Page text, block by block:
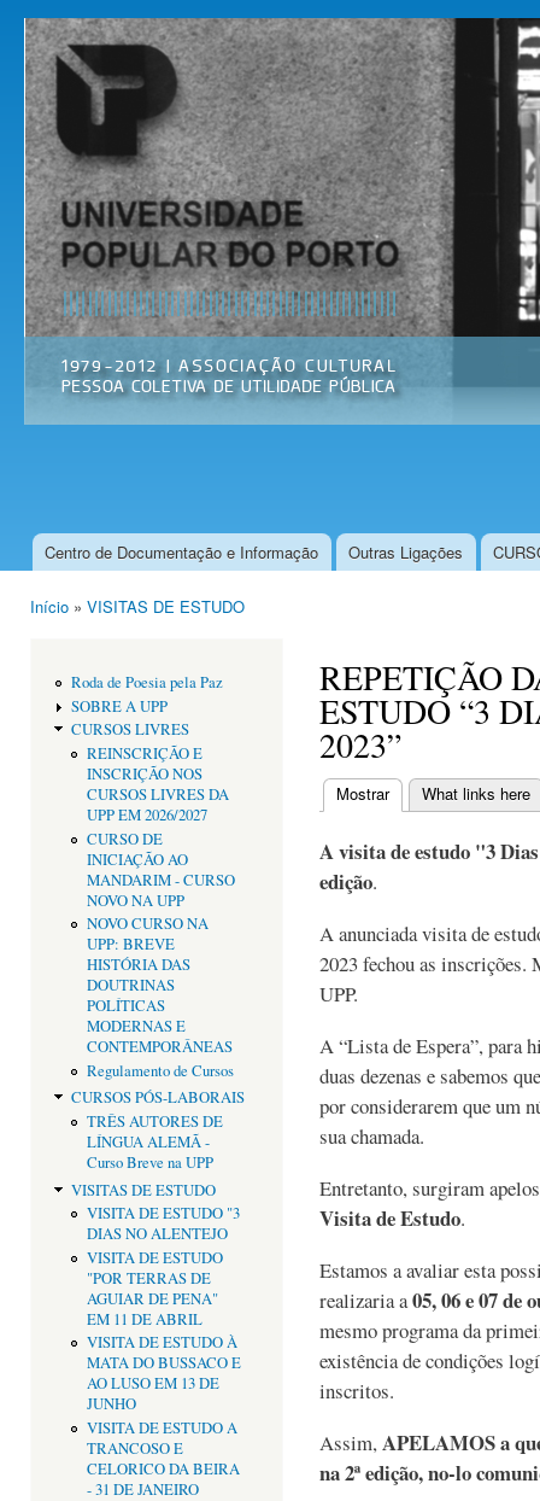
Universidade
Popular do
Porto
Associação
Cultural
Menu principal
Centro de Documentação e Informação Outras Ligações
Início » VISITAS DE ESTUDO
Roda de Poesia pela Paz
SOBRE A UPP
CURSOS LIVRES
REINSCRIÇÃO E
INSCRIÇÃO NOS
CURSOS LIVRES DA
UPP EM 2026/2027
CURSO DE
INICIAÇÃO AO
MANDARIM - CURSO
NOVO NA UPP
NOVO CURSO NA
UPP: BREVE
HISTÓRIA DAS
DOUTRINAS
POLÍTICAS
MODERNAS E
CONTEMPORÂNEAS
Regulamento de Cursos
CURSOS PÓS-LABORAIS
TRÊS AUTORES DE
LÍNGUA ALEMÃ -
Curso Breve na UPP
VISITAS DE ESTUDO
VISITA DE ESTUDO "3
DIAS NO ALENTEJO
VISITA DE ESTUDO
"POR TERRAS DE
AGUIAR DE PENA"
EM 11 DE ABRIL
VISITA DE ESTUDO À
MATA DO BUSSACO E
AO LUSO EM 13 DE
JUNHO
VISITA DE ESTUDO A
TRANCOSO E
CELORICO DA BEIRA
- 31 DE JANEIRO
REPETIÇÃO
ESTUDO “3
2023”
Separadores
Mostrar(separador ativo)
What links here
A visita de estudo "3
edição.
A anunciada visita de
2023 fechou as inscrições.
UPP.
A “Lista de Espera”, para
duas dezenas e sabemos
por considerarem que um
sua chamada.
Entretanto, surgiram
Visita de Estudo.
Estamos a avaliar esta
realizaria a05, 06 e 07 de
mesmo programa da
existência de condições
inscritos.
Assim,APELAMOS a
na 2ª edição, no-lo